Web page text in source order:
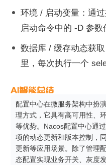
环境 / 启动变量：通
启动命令中的 -D 参数
数据库 / 缓存动态获
里，每次执行一个
配置中心在微服务架构中扮
理方式，它具有高可用性、
等优势。Nacos配置中心通
项的动态更新和版本控制，
更新等应用场景。除了管理
态配置实现业务开关、灰度